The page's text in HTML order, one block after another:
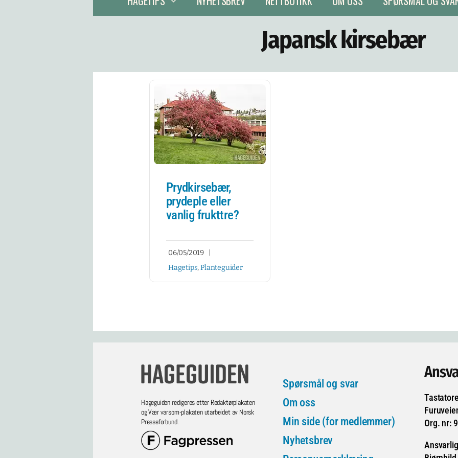
Japansk kirsebær
Prydkirsebær,
prydeple eller
vanlig frukttre?
06/05/2019
Hagetips,Planteguider
Hageguiden redigeres etter Redaktørplakaten
og Vær varsom-plakaten utarbeidet av Norsk
Presseforbund.
Spørsmål og svar
Om oss
Min side (for medlemmer)
Nyhetsbrev
Org. nr: